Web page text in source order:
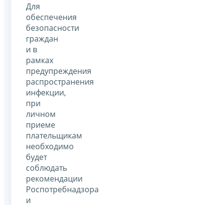
Для
обеспечения
безопасности
граждан
и в
рамках
предупреждения
распространения
инфекции,
при
личном
приеме
плательщикам
необходимо
будет
соблюдать
рекомендации
Роспотребнадзора
и